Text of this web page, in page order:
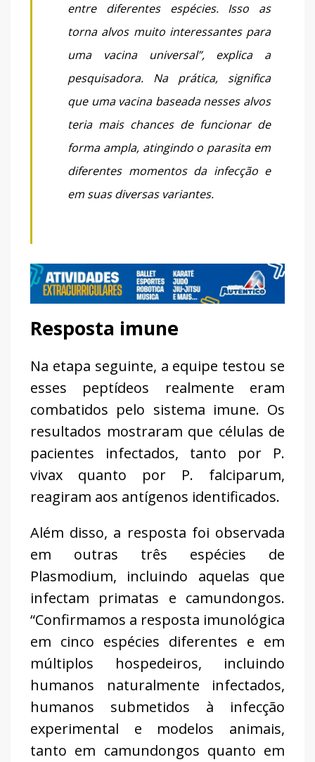
entre diferentes espécies. Isso as
torna alvos muito interessantes para
uma vacina universal”, explica a
pesquisadora. Na prática, significa
que uma vacina baseada nesses alvos
teria mais chances de funcionar de
forma ampla, atingindo o parasita em
diferentes momentos da infecção e
em suas diversas variantes.
Resposta imune
Na etapa seguinte, a equipe testou se
esses peptídeos realmente eram
combatidos pelo sistema imune. Os
resultados mostraram que células de
pacientes infectados, tanto por P.
vivax quanto por P. falciparum,
reagiram aos antígenos identificados.
Além disso, a resposta foi observada
em outras três espécies de
Plasmodium, incluindo aquelas que
infectam primatas e camundongos.
“Confirmamos a resposta imunológica
em cinco espécies diferentes e em
múltiplos hospedeiros, incluindo
humanos naturalmente infectados,
humanos submetidos à infecção
experimental e modelos animais,
tanto em camundongos quanto em